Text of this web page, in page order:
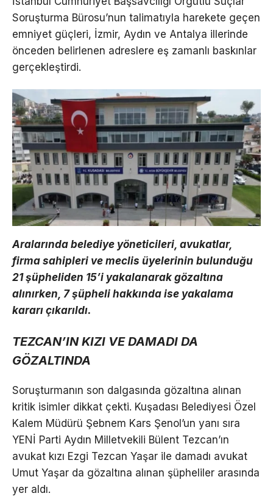
Soruşturma Bürosu’nun talimatıyla harekete geçen
emniyet güçleri, İzmir, Aydın ve Antalya illerinde
önceden belirlenen adreslere eş zamanlı baskınlar
gerçekleştirdi.
Aralarında belediye yöneticileri, avukatlar,
firma sahipleri ve meclis üyelerinin bulunduğu
21 şüpheliden 15’i yakalanarak gözaltına
alınırken, 7 şüpheli hakkında ise yakalama
kararı çıkarıldı.
TEZCAN’IN KIZI VE DAMADI DA
GÖZALTINDA
Soruşturmanın son dalgasında gözaltına alınan
kritik isimler dikkat çekti. Kuşadası Belediyesi Özel
Kalem Müdürü Şebnem Kars Şenol’un yanı sıra
YENİ Parti Aydın Milletvekili Bülent Tezcan’ın
avukat kızı Ezgi Tezcan Yaşar ile damadı avukat
Umut Yaşar da gözaltına alınan şüpheliler arasında
yer aldı.